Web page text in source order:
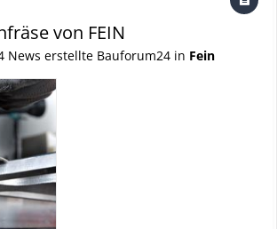
von FEIN
News erstellte Bauforum24 in Fein